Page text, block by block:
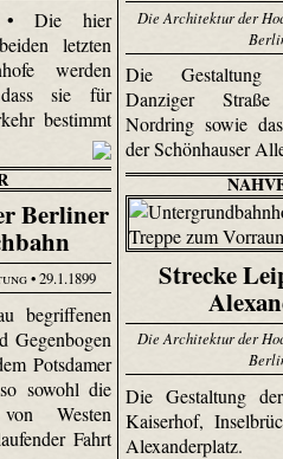
Die Architektur der
Die Gestaltung
Danziger
Nordring sowie
der Schönhauser
• Die hier
letzten
werden
dass sie für
bestimmt
Berliner
• 29.1.1899
begriffenen
Gegenbogen
Potsdamer
sowohl die
Westen
Fahrt
Strecke
Die Architektur der
Die Gestaltung
Kaiserhof,
Alexanderplatz.